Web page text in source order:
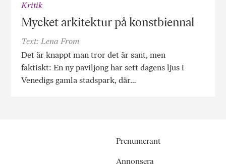
Kritik
Mycket arkitektur på konstbiennal
Text: Lena From
Det är knappt man tror det är sant, men
faktiskt: En ny paviljong har sett dagens ljus i
Venedigs gamla stadspark, där…
Prenumerant
Annonsera